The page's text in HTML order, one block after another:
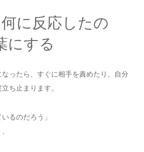
に反応したの
にする
ったら、すぐに相手を責めたり、自分
ち止まります。
るのだろう」